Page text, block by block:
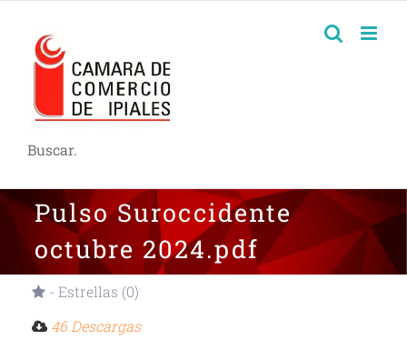
Buscar.
Pulso Suroccidente
octubre 2024.pdf
- Estrellas (0)
46 Descargas